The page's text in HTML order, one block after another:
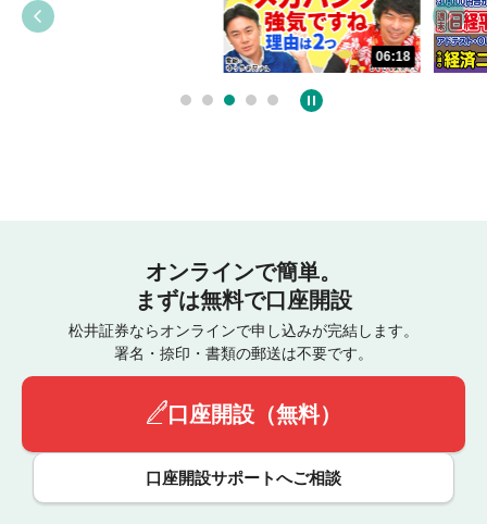
06:18
オンラインで簡単。
まずは無料で口座開設
松井証券ならオンラインで申し込みが完結します。
署名・捺印・書類の郵送は不要です。
口座開設（無料）
口座開設サポートへご相談